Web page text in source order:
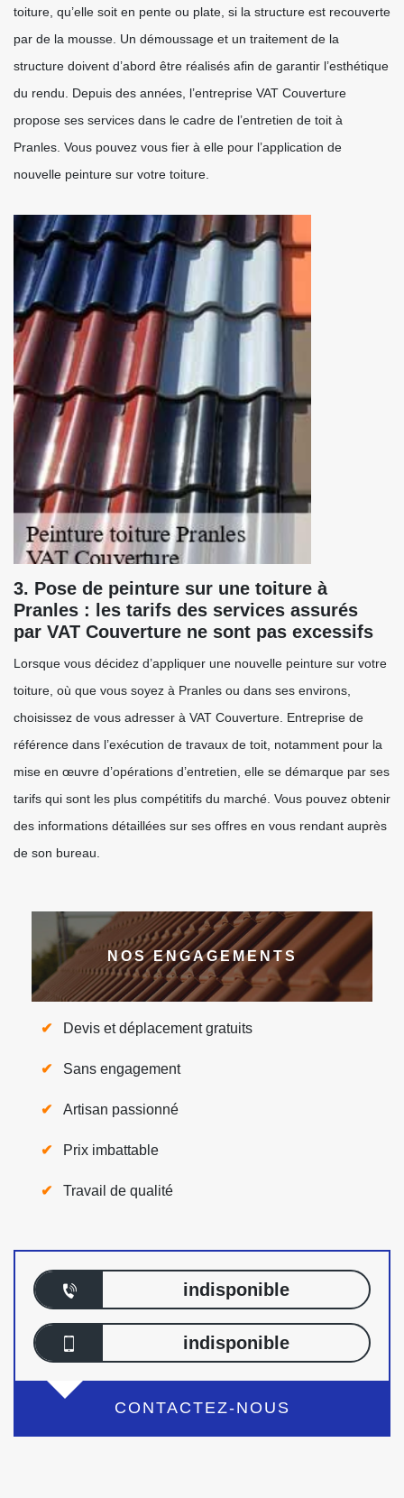
toiture, qu’elle soit en pente ou plate, si la structure est recouverte
par de la mousse. Un démoussage et un traitement de la
structure doivent d’abord être réalisés afin de garantir l’esthétique
du rendu. Depuis des années, l’entreprise VAT Couverture
propose ses services dans le cadre de l’entretien de toit à
Pranles. Vous pouvez vous fier à elle pour l’application de
nouvelle peinture sur votre toiture.
3. Pose de peinture sur une toiture à
Pranles : les tarifs des services assurés
par VAT Couverture ne sont pas excessifs
Lorsque vous décidez d’appliquer une nouvelle peinture sur votre
toiture, où que vous soyez à Pranles ou dans ses environs,
choisissez de vous adresser à VAT Couverture. Entreprise de
référence dans l’exécution de travaux de toit, notamment pour la
mise en œuvre d’opérations d’entretien, elle se démarque par ses
tarifs qui sont les plus compétitifs du marché. Vous pouvez obtenir
des informations détaillées sur ses offres en vous rendant auprès
de son bureau.
NOS ENGAGEMENTS
Devis et déplacement gratuits
Sans engagement
Artisan passionné
Prix imbattable
Travail de qualité
indisponible
indisponible
CONTACTEZ-NOUS